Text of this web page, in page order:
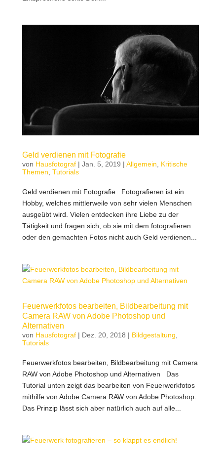
Geld verdienen mit Fotografie
von Hausfotograf| Jan. 5, 2019 | Allgemein
Kritische
Themen Tutorials
Geld verdienen mit Fotografie Fotografieren ist ein
Hobby, welches mittlerweile von sehr vielen Menschen
ausgeübt wird. Vielen entdecken ihre Liebe zu der
Tätigkeit und fragen sich, ob sie mit dem fotografieren
oder den gemachten Fotos nicht auch Geld verdienen...
Feuerwerkfotos bearbeiten, Bildbearbeitung mit
Camera RAW von Adobe Photoshop und
Alternativen
von Hausfotograf| Dez. 20, 2018 | Bildgestaltung
Tutorials
Feuerwerkfotos bearbeiten, Bildbearbeitung mit Camera
RAW von Adobe Photoshop und Alternativen Das
Tutorial unten zeigt das bearbeiten von Feuerwerkfotos
mithilfe von Adobe Camera RAW von Adobe Photoshop.
Das Prinzip lässt sich aber natürlich auch auf alle...